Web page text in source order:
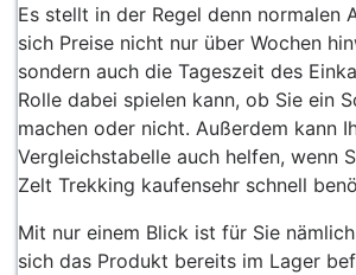
Es stellt in der Regel denn normalen
sich Preise nicht nur über Wochen
sondern auch die Tageszeit des
Rolle dabei spielen kann, ob Sie ein
machen oder nicht. Außerdem kann
Vergleichstabelle auch helfen, wenn
Zelt Trekking kaufensehr schnell
Mit nur einem Blick ist für Sie
sich das Produkt bereits im Lager